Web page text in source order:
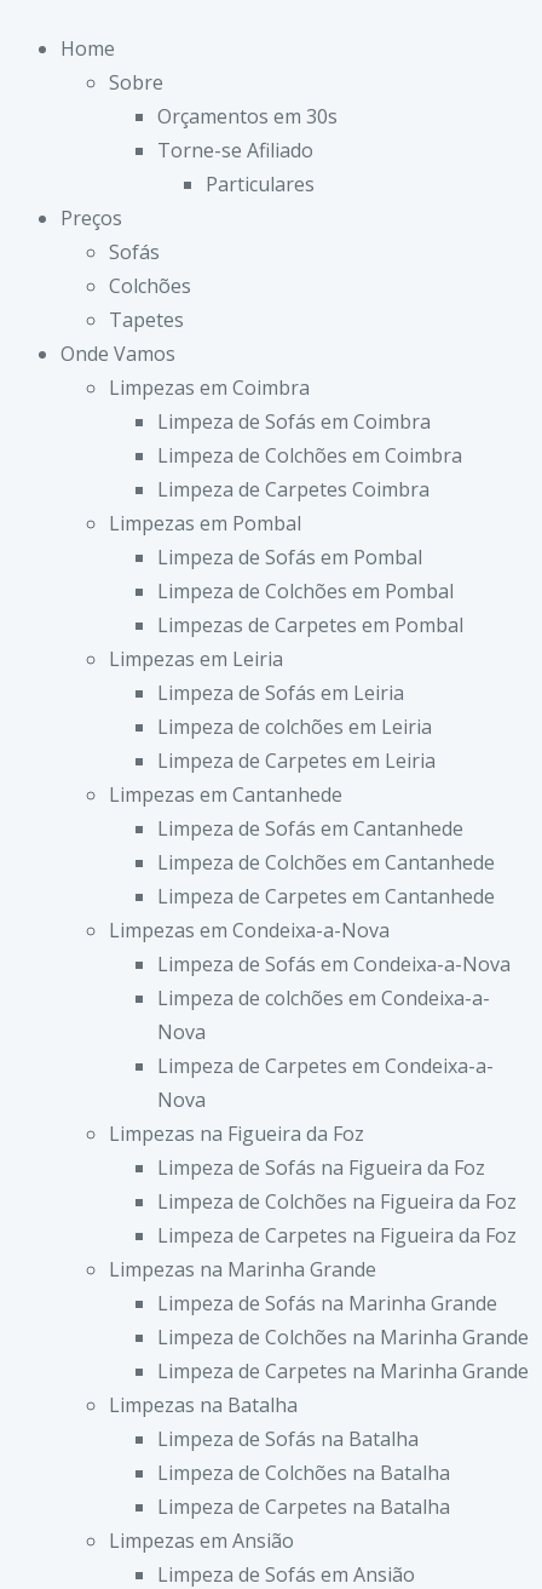
Home
Sobre
Orçamentos em 30s
Torne-se Afiliado
Particulares
Preços
Sofás
Colchões
Tapetes
Onde Vamos
Limpezas em Coimbra
Limpeza de Sofás em Coimbra
Limpeza de Colchões em Coimbra
Limpeza de Carpetes Coimbra
Limpezas em Pombal
Limpeza de Sofás em Pombal
Limpeza de Colchões em Pombal
Limpezas de Carpetes em Pombal
Limpezas em Leiria
Limpeza de Sofás em Leiria
Limpeza de colchões em Leiria
Limpeza de Carpetes em Leiria
Limpezas em Cantanhede
Limpeza de Sofás em Cantanhede
Limpeza de Colchões em Cantanhede
Limpeza de Carpetes em Cantanhede
Limpezas em Condeixa-a-Nova
Limpeza de Sofás em Condeixa-a-Nova
Limpeza de colchões em Condeixa-a-
Nova
Limpeza de Carpetes em Condeixa-a-
Nova
Limpezas na Figueira da Foz
Limpeza de Sofás na Figueira da Foz
Limpeza de Colchões na Figueira da Foz
Limpeza de Carpetes na Figueira da Foz
Limpezas na Marinha Grande
Limpeza de Sofás na Marinha Grande
Limpeza de Colchões na Marinha Grande
Limpeza de Carpetes na Marinha Grande
Limpezas na Batalha
Limpeza de Sofás na Batalha
Limpeza de Colchões na Batalha
Limpeza de Carpetes na Batalha
Limpezas em Ansião
Limpeza de Sofás em Ansião